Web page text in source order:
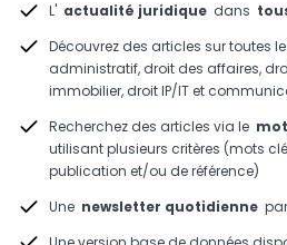
L' actualité juridique dans
Découvrez des articles sur toutes
administratif, droit des affaires,
immobilier, droit IP/IT et
Recherchez des articles via le
utilisant plusieurs critères (mots
publication et/ou de référence)
Une newsletter quotidienne